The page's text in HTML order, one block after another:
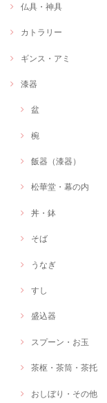
仏具・神具
カトラリー
ギンス・アミ
漆器
盆
椀
飯器（漆器）
松華堂・幕の内
丼・鉢
そば
うなぎ
すし
盛込器
スプーン・お玉
茶枢・茶筒・茶托
おしぼり・その他